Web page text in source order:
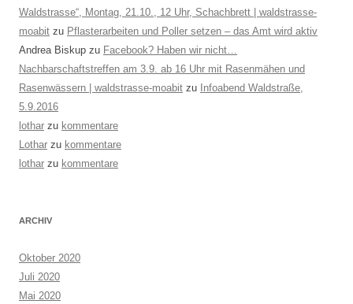
Waldstrasse“, Montag, 21.10., 12 Uhr, Schachbrett | waldstrasse-
moabit zu Pflasterarbeiten und Poller setzen – das Amt wird aktiv
Andrea Biskup zu Facebook? Haben wir nicht…
Nachbarschaftstreffen am 3.9. ab 16 Uhr mit Rasenmähen und
Rasenwässern | waldstrasse-moabit zu Infoabend Waldstraße,
5.9.2016
lothar zu kommentare
Lothar zu kommentare
lothar zu kommentare
ARCHIV
Oktober 2020
Juli 2020
Mai 2020